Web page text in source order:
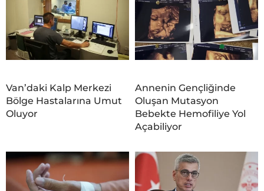
Van’daki Kalp Merkezi
Bölge Hastalarına Umut
Oluyor
Annenin Gençliğinde
Oluşan Mutasyon
Bebekte Hemofiliye Yol
Açabiliyor